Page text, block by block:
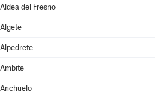
Aldea del Fresno
Algete
Alpedrete
Ambite
Anchuelo